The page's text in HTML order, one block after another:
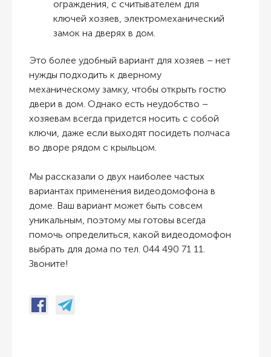
ограждения, с считывателем для
ключей хозяев, электромеханический
замок на дверях в дом.
Это более удобный вариант для хозяев – нет
нужды подходить к дверному
механическому замку, чтобы открыть гостю
двери в дом. Однако есть неудобство –
хозяевам всегда придется носить с собой
ключи, даже если выходят посидеть полчаса
во дворе рядом с крыльцом.
Мы рассказали о двух наиболее частых
вариантах применения видеодомофона в
доме. Ваш вариант может быть совсем
уникальным, поэтому мы готовы всегда
помочь определиться, какой видеодомофон
выбрать для дома по тел. 044 490 71 11.
Звоните!